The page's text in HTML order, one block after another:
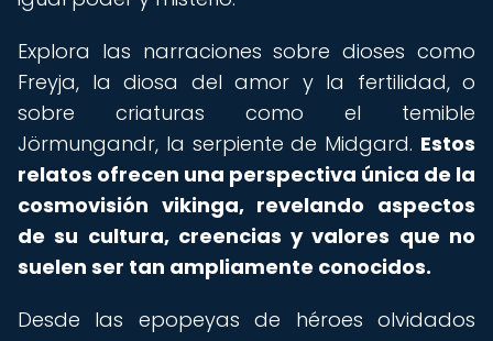
Explora las narraciones sobre dioses como
Freyja, la diosa del amor y la fertilidad, o
sobre criaturas como el temible
Jörmungandr, la serpiente de Midgard. Estos
relatos ofrecen una perspectiva única de la
cosmovisión vikinga, revelando aspectos
de su cultura, creencias y valores que no
suelen ser tan ampliamente conocidos.
Desde las epopeyas de héroes olvidados